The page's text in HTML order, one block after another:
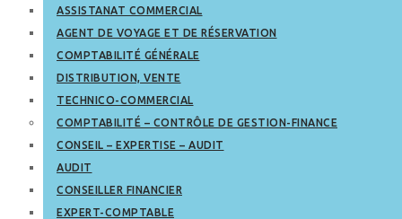
ASSISTANAT COMMERCIAL
AGENT DE VOYAGE ET DE RÉSERVATION
COMPTABILITÉ GÉNÉRALE
DISTRIBUTION, VENTE
TECHNICO-COMMERCIAL
COMPTABILITÉ – CONTRÔLE DE GESTION-FINANCE
CONSEIL – EXPERTISE – AUDIT
AUDIT
CONSEILLER FINANCIER
EXPERT-COMPTABLE